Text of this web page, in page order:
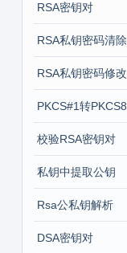
RSA密钥对
RSA私钥密码清除
RSA私钥密码修改
PKCS#1转PKCS8
校验RSA密钥对
私钥中提取公钥
Rsa公私钥解析
DSA密钥对